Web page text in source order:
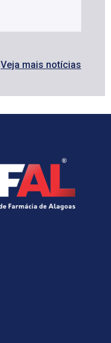
Veja mais notícias